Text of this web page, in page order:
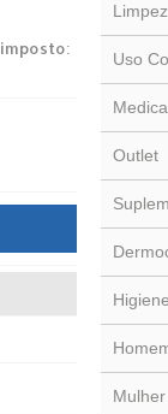
Uso
Outlet
Higiene
Mulher